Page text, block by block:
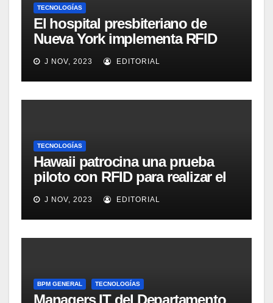
TECNOLOGÍAS
El hospital presbiteriano de
Nueva York implementa RFID
para mejorar el proceso de
inventario de equipamiento
médico
J NOV, 2023 EDITORIAL
TECNOLOGÍAS
Hawaii patrocina una prueba
piloto con RFID para realizar el
seguimiento y control de
alimentos
J NOV, 2023 EDITORIAL
BPM GENERAL TECNOLOGÍAS
Managers IT del Departamento